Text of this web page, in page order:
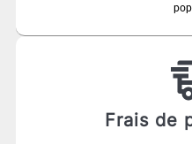
Frais de